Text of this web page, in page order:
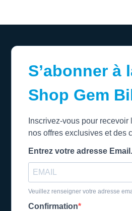
S’abonner à
Shop Gem
Inscrivez-vous pour
nos offres exclusives et des
Entrez votre adresse
Veuillez renseigner votre adresse
Confirmation